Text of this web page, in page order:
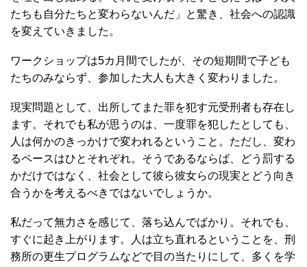
たちも自分たちと変わらないんだ」と驚き、社会への認識
を変えていきました。
ワークショップは5カ月間でしたが、その短期間で子ども
たちのみならず、参加した大人も大きく変わりました。
現実問題として、出所してまた罪を犯す元受刑者も存在し
ます。それでも私が思うのは、一度罪を犯したとしても、
人は何かのきっかけで変われるということ。ただし、変わ
るペースはひとそれぞれ。そうであるならば、どう罰する
かだけではなく、社会として彼ら彼女らの現実とどう向き
合うかを考えるべきではないでしょうか。
私だって無力さを感じて、落ち込んでばかり。それでも、
すぐに起き上がります。人は立ち直れるということを、刑
務所の更生プログラムなどで目の当たりにして、多くを学